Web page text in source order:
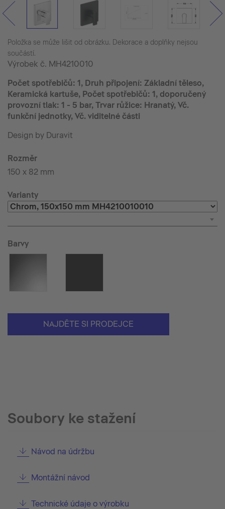
Položka se může lišit od obrázku. Dekorace a doplňky nejsou
součástí.
Výrobek č. MH4210010
Počet spotřebičů: 1, Druh připojení: Základní těleso,
Keramická kartuše, Počet spotřebičů: 1, doporučený
provozní tlak: 1 - 5 bar, Trvar růžice: Hranatý, Vč.
funkční jednotky, Vč. viditelné části
Design by Duravit
Rozměr
150 x 82 mm
Varianty
Barvy
NAJDĚTE SI PRODEJCE
Soubory ke stažení
Návod na údržbu
Montážní návod
Technické údaje o výrobku